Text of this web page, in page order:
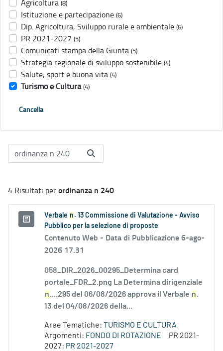
Agricoltura (8)
Istituzione e partecipazione (6)
Dip. Agricoltura, Sviluppo rurale e ambientale (6)
PR 2021-2027 (5)
Comunicati stampa della Giunta (5)
Strategia regionale di sviluppo sostenibile (4)
Salute, sport e buona vita (4)
Turismo e Cultura (4)
Cancella
4 Risultati perordinanza n 240
Verbale n . 13 Commissione di Valutazione - Avviso
Pubblico per la selezione di proposte
Contenuto Web - Data di Pubblicazione 6-ago-
2026 17.31
058_DIR_2026_00295_Determina card
portale_FDR_2.png La Determina dirigenziale
n....295 del 06/08/2026 approva il Verbale n.
13 del 04/08/2026 della...
Aree Tematiche: TURISMO E CULTURA
Argomenti: FONDO DI ROTAZIONE
PR 2021-
2027: PR 2021-2027